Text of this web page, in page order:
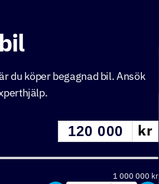
du köper begagnad bil. Ansök
kr
1 000 000 kr